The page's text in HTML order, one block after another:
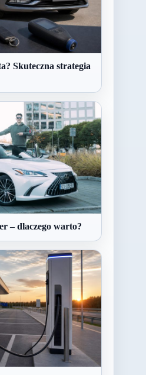
Skuteczna strategia
– dlaczego warto?